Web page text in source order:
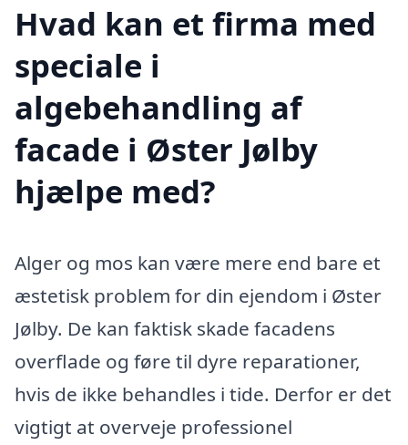
Hvad kan et firma med
speciale i
algebehandling af
facade i Øster Jølby
hjælpe med?
Alger og mos kan være mere end bare et
æstetisk problem for din ejendom i Øster
Jølby. De kan faktisk skade facadens
overflade og føre til dyre reparationer,
hvis de ikke behandles i tide. Derfor er det
vigtigt at overveje professionel